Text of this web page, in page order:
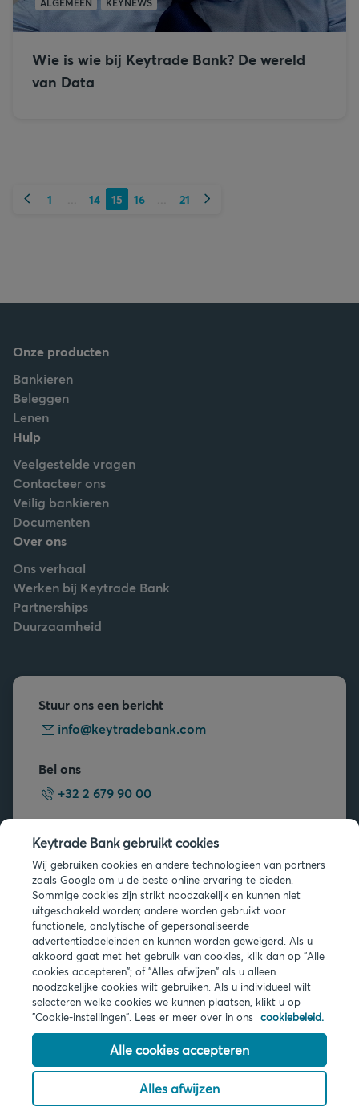
Wie is wie bij Keytrade Bank? De wereld
van Data
Vorige 1 14 15 16 21 Volgende
Onze producten
Bankieren
Beleggen
Lenen
Hulp
Veelgestelde vragen
Contacteer ons
Veilig bankieren
Documenten
Over ons
Ons verhaal
Werken bij Keytrade Bank
Partnerships
Duurzaamheid
Stuur ons een bericht
info@keytradebank.com
Bel ons
+32 2 679 90 00
Veelgestelde vragen
Juridische info
Privacy
Cookies
PSD2
Toegankelijkheid
© 2026 Keytrade Bank, Belgisch bijkantoor van Arkéa Direct Bank NV
(Frankrijk), filiaal van Crédit Mutuel Arkéa
Keytrade Bank gebruikt cookies
Wij gebruiken cookies en andere technologieën van partners
zoals Google om u de beste online ervaring te bieden.
Sommige cookies zijn strikt noodzakelijk en kunnen niet
uitgeschakeld worden; andere worden gebruikt voor
functionele, analytische of gepersonaliseerde
advertentiedoeleinden en kunnen worden geweigerd. Als u
akkoord gaat met het gebruik van cookies, klik dan op "Alle
cookies accepteren"; of "Alles afwijzen" als u alleen
noodzakelijke cookies wilt gebruiken. Als u individueel wilt
selecteren welke cookies we kunnen plaatsen, klikt u op
"Cookie-instellingen". Lees er meer over in ons cookiebeleid.
Alle cookies accepteren
Alles afwijzen